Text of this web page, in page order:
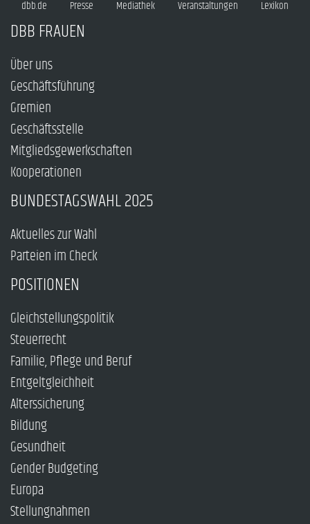
dbb.de Presse Mediathek Veranstaltungen Lexikon
DBB FRAUEN
Über uns
Geschäftsführung
Gremien
Geschäftsstelle
Mitgliedsgewerkschaften
Kooperationen
BUNDESTAGSWAHL 2025
Aktuelles zur Wahl
Parteien im Check
POSITIONEN
Gleichstellungspolitik
Steuerrecht
Familie, Pflege und Beruf
Entgeltgleichheit
Alterssicherung
Bildung
Gesundheit
Gender Budgeting
Europa
Stellungnahmen